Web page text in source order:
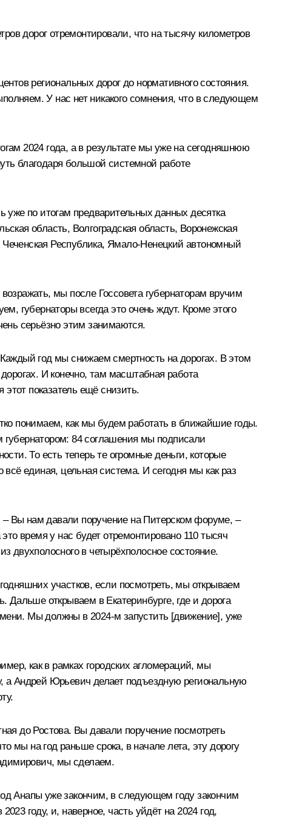
дорог отремонтировали, что на тысячу километров
региональных дорог до нормативного состояния.
У нас нет никакого сомнения, что в следующем
2024 года, а в результате мы уже на сегодняшнюю
благодаря большой системной работе
уже по итогам предварительных данных десятка
область, Волгоградская область, Воронежская
Республика, Ямало-Ненецкий автономный
мы после Госсовета губернаторам вручим
губернаторы всегда это очень ждут. Кроме этого
серьёзно этим занимаются.
год мы снижаем смертность на дорогах. В этом
И конечно, там масштабная работа
показатель ещё снизить.
понимаем, как мы будем работать в ближайшие годы.
губернатором: 84 соглашения мы подписали
То есть теперь те огромные деньги, которые
единая, цельная система. И сегодня мы как раз
Вы нам давали поручение на Питерском форуме, –
время у нас будет отремонтировано 110 тысяч
двухполосного в четырёхполосное состояние.
участков, если посмотреть, мы открываем
Дальше открываем в Екатеринбурге, где и дорога
Мы должны в 2024-м запустить [движение], уже
как в рамках городских агломераций, мы
Андрей Юрьевич делает подъездную региональную
до Ростова. Вы давали поручение посмотреть
мы на год раньше срока, в начале лета, эту дорогу
мы сделаем.
Анапы уже закончим, в следующем году закончим
году, и, наверное, часть уйдёт на 2024 год,